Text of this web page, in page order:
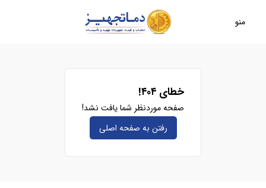
منو
خطای ۴۰۴!
صفحه موردنظر شما یافت نشد!
رفتن به صفحه‌ اصلی